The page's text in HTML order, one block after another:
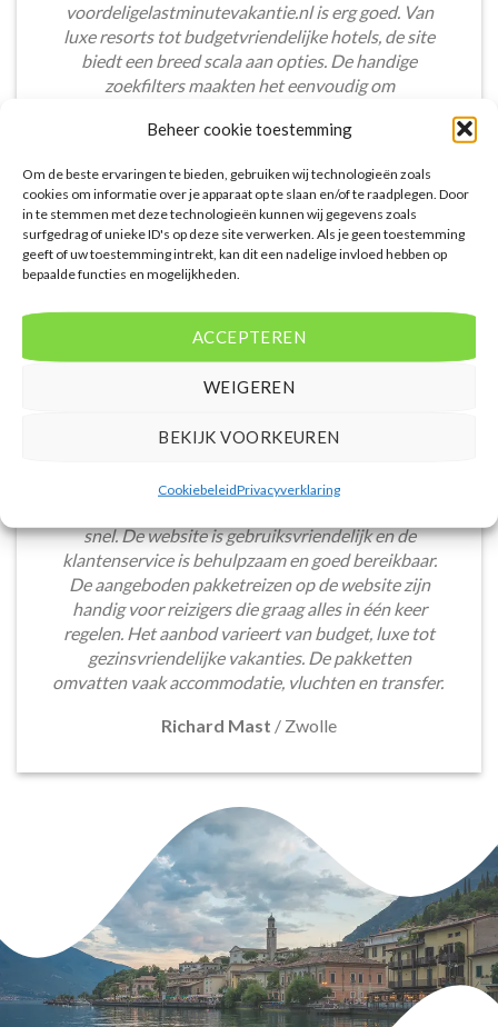
Beheer cookie toestemming
Om de beste ervaringen te bieden, gebruiken wij technologieën zoals
cookies om informatie over je apparaat op te slaan en/of te raadplegen. Door
in te stemmen met deze technologieën kunnen wij gegevens zoals
surfgedrag of unieke ID's op deze site verwerken. Als je geen toestemming
geeft of uw toestemming intrekt, kan dit een nadelige invloed hebben op
bepaalde functies en mogelijkheden.
ACCEPTEREN
WEIGEREN
BEKIJK VOORKEUREN
CookiebeleidPrivacyverklaring
voordeligelastminutevakantie.nl is erg goed. Van
luxe resorts tot budgetvriendelijke hotels, de site
biedt een breed scala aan opties. De handige
zoekfilters maakten het eenvoudig om
voorkeuren en budget.
Tim Beukers/Tilburg
Het boeken van een lastminute vakantie via
snel. De website is gebruiksvriendelijk en de
klantenservice is behulpzaam en goed bereikbaar.
De aangeboden pakketreizen op de website zijn
handig voor reizigers die graag alles in één keer
regelen. Het aanbod varieert van budget, luxe tot
gezinsvriendelijke vakanties. De pakketten
omvatten vaak accommodatie, vluchten en transfer.
Richard Mast / Zwolle